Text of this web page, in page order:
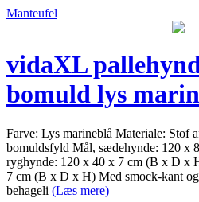
Manteufel
vidaXL
bomuld lys
Farve: Lys marineblå Materiale: Stof
bomuldsfyld Mål, sædehynde: 120 x
ryghynde: 120 x 40 x 7 cm (B x D x
7 cm (B x D x H) Med smock-kant
behageli (Læs mere)